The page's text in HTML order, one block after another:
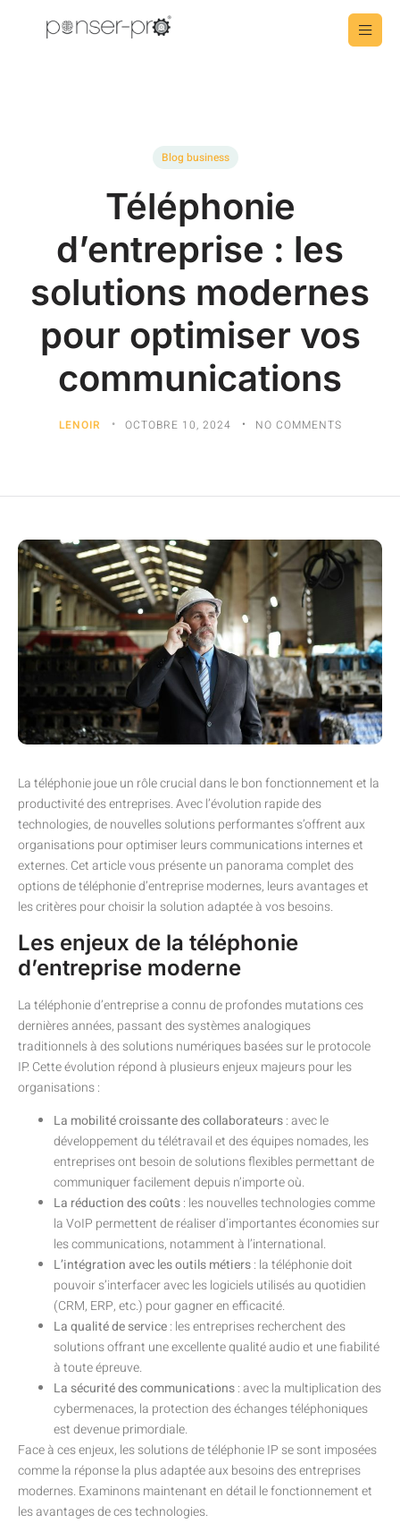
Blog business
Téléphonie
d’entreprise : les
solutions modernes
pour optimiser vos
communications
LENOIR OCTOBRE 10, 2024 NO COMMENTS
La téléphonie joue un rôle crucial dans le bon fonctionnement et la
productivité des entreprises. Avec l’évolution rapide des
technologies, de nouvelles solutions performantes s’offrent aux
organisations pour optimiser leurs communications internes et
externes. Cet article vous présente un panorama complet des
options de téléphonie d’entreprise modernes, leurs avantages et
les critères pour choisir la solution adaptée à vos besoins.
Les enjeux de la téléphonie
d’entreprise moderne
La téléphonie d’entreprise a connu de profondes mutations ces
dernières années, passant des systèmes analogiques
traditionnels à des solutions numériques basées sur le protocole
IP. Cette évolution répond à plusieurs enjeux majeurs pour les
organisations :
La mobilité croissante des collaborateurs: avec le
développement du télétravail et des équipes nomades, les
entreprises ont besoin de solutions flexibles permettant de
communiquer facilement depuis n’importe où.
La réduction des coûts: les nouvelles technologies comme
la VoIP permettent de réaliser d’importantes économies sur
les communications, notamment à l’international.
L’intégration avec les outils métiers: la téléphonie doit
pouvoir s’interfacer avec les logiciels utilisés au quotidien
(CRM, ERP, etc.) pour gagner en efficacité.
La qualité de service: les entreprises recherchent des
solutions offrant une excellente qualité audio et une fiabilité
à toute épreuve.
La sécurité des communications: avec la multiplication des
cybermenaces, la protection des échanges téléphoniques
est devenue primordiale.
Face à ces enjeux, les solutions de téléphonie IP se sont imposées
comme la réponse la plus adaptée aux besoins des entreprises
modernes. Examinons maintenant en détail le fonctionnement et
les avantages de ces technologies.